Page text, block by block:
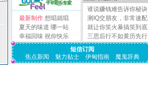
最新制作 想唱就唱
夏天的味道 哪一站
幸福回味 祝你快乐
谁说赚钱难告诉你秘诀
测IQ交朋友，非常速配
就让你笑火暴搞笑到底
三思后行不如黄历先行
短信订阅
焦点新闻
魅力贴士 伊甸指南 魔鬼辞典